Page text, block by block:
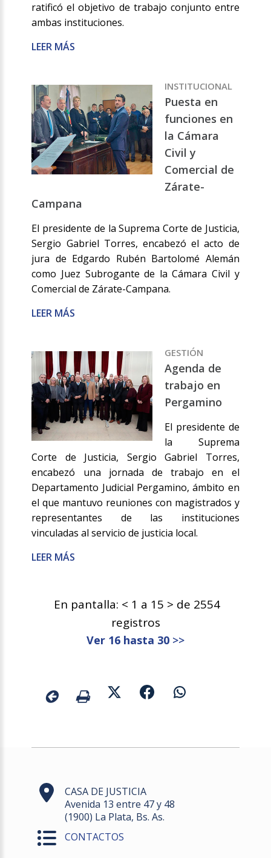
ratificó el objetivo de trabajo conjunto entre
ambas instituciones.
LEER MÁS
INSTITUCIONAL
Puesta en
funciones en
la Cámara
Civil y
Comercial de
Zárate-
Campana
El presidente de la Suprema Corte de Justicia,
Sergio Gabriel Torres, encabezó el acto de
jura de Edgardo Rubén Bartolomé Alemán
como Juez Subrogante de la Cámara Civil y
Comercial de Zárate-Campana.
LEER MÁS
GESTIÓN
Agenda de
trabajo en
Pergamino
El presidente de
la Suprema
Corte de Justicia, Sergio Gabriel Torres,
encabezó una jornada de trabajo en el
Departamento Judicial Pergamino, ámbito en
el que mantuvo reuniones con magistrados y
representantes de las instituciones
vinculadas al servicio de justicia local.
LEER MÁS
En pantalla: < 1 a 15 > de 2554
registros
Ver 16 hasta 30 >>
CASA DE JUSTICIA
Avenida 13 entre 47 y 48
(1900) La Plata, Bs. As.
CONTACTOS